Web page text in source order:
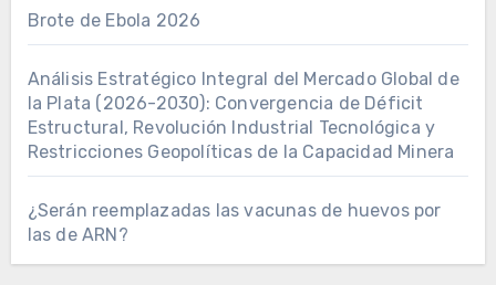
Brote de Ebola 2026
Análisis Estratégico Integral del Mercado Global de
la Plata (2026-2030): Convergencia de Déficit
Estructural, Revolución Industrial Tecnológica y
Restricciones Geopolíticas de la Capacidad Minera
¿Serán reemplazadas las vacunas de huevos por
las de ARN?